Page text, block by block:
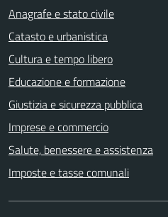
Anagrafe e stato civile
Catasto e urbanistica
Cultura e tempo libero
Educazione e formazione
Giustizia e sicurezza pubblica
Imprese e commercio
Salute, benessere e assistenza
Imposte e tasse comunali